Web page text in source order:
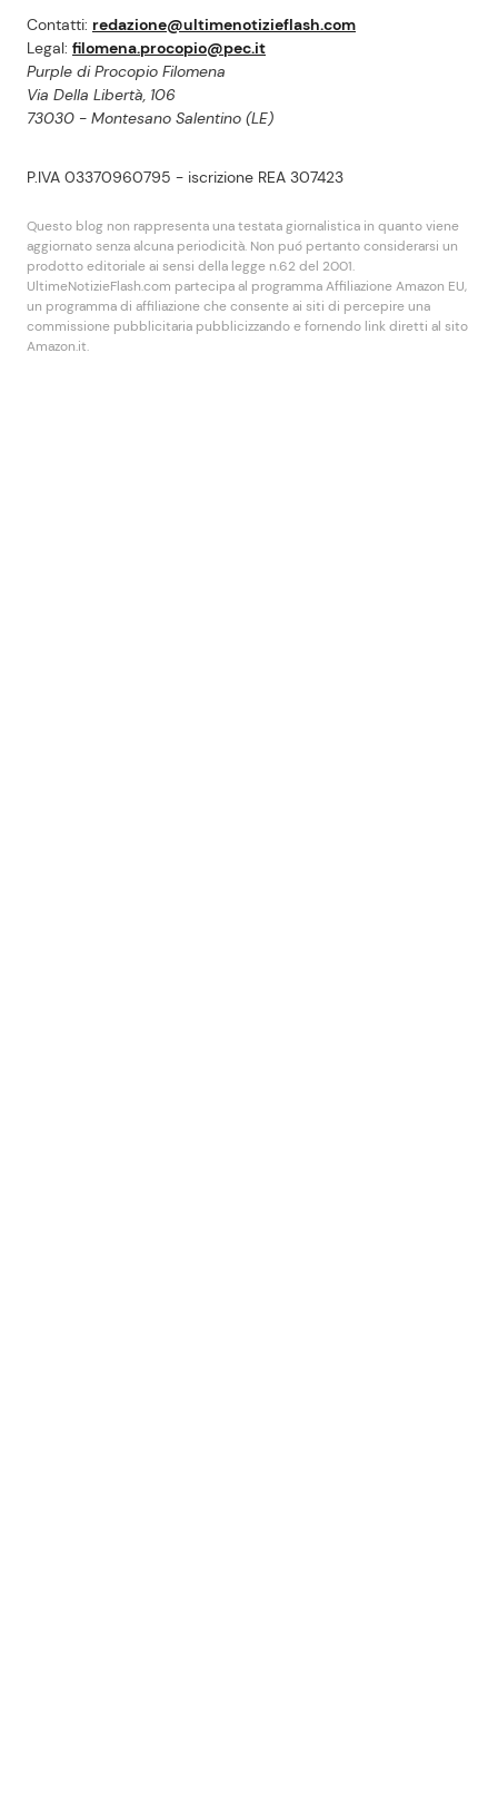
Contatti: redazione@ultimenotizieflash.com
Legal: filomena.procopio@pec.it
Purple di Procopio Filomena
Via Della Libertà, 106
73030 - Montesano Salentino (LE)
P.IVA 03370960795 - iscrizione REA 307423
Questo blog non rappresenta una testata giornalistica in quanto viene
aggiornato senza alcuna periodicità. Non puó pertanto considerarsi un
prodotto editoriale ai sensi della legge n.62 del 2001.
UltimeNotizieFlash.com partecipa al programma Affiliazione Amazon EU,
un programma di affiliazione che consente ai siti di percepire una
commissione pubblicitaria pubblicizzando e fornendo link diretti al sito
Amazon.it.